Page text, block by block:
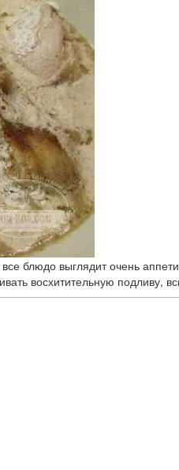
блюдо выглядит очень
восхитительную подливу,